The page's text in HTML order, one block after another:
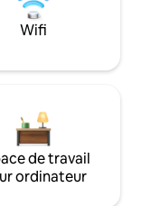
Wifi
de travail
ordinateur